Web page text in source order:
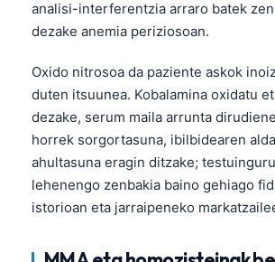
analisi-interferentzia arraro batek
dezake anemia periziosoan.
Oxido nitrosoa da paziente askok
duten itsuunea. Kobalamina oxidatu
dezake, serum maila arrunta
horrek sorgortasuna, ibilbidearen
ahultasuna eragin ditzake;
lehenengo zenbakia baino gehiago
istorioan eta jarraipeneko